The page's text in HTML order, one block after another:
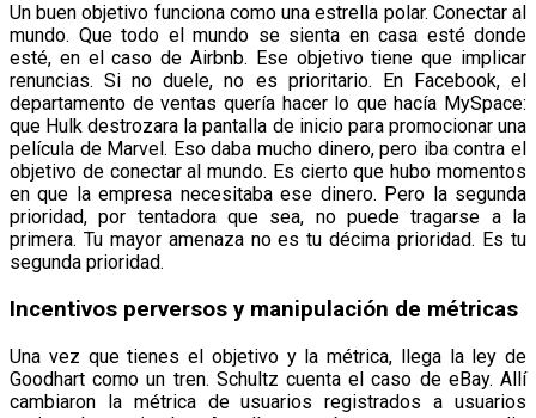
Un buen objetivo funciona como una estrella polar. Conectar al
mundo. Que todo el mundo se sienta en casa esté donde
esté, en el caso de Airbnb. Ese objetivo tiene que implicar
renuncias. Si no duele, no es prioritario. En Facebook, el
departamento de ventas quería hacer lo que hacía MySpace:
que Hulk destrozara la pantalla de inicio para promocionar una
película de Marvel. Eso daba mucho dinero, pero iba contra el
objetivo de conectar al mundo. Es cierto que hubo momentos
en que la empresa necesitaba ese dinero. Pero la segunda
prioridad, por tentadora que sea, no puede tragarse a la
primera. Tu mayor amenaza no es tu décima prioridad. Es tu
segunda prioridad.
Incentivos perversos y manipulación de métricas
Una vez que tienes el objetivo y la métrica, llega la ley de
Goodhart como un tren. Schultz cuenta el caso de eBay. Allí
cambiaron la métrica de usuarios registrados a usuarios